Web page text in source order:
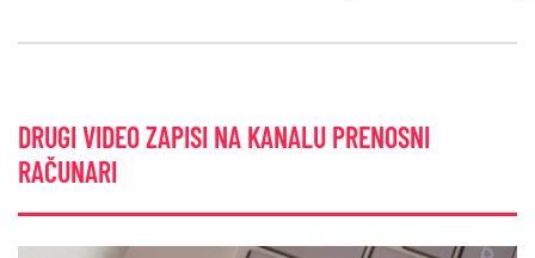
DRUGI VIDEO ZAPISI NA KANALU PRENOSNI
RAČUNARI